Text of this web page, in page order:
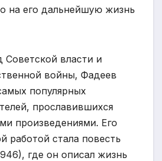
на его дальнейшую жизнь
Советской власти и
войны, Фадеев
популярных
прославившихся
произведениями. Его
работой стала повесть
где он описал жизнь